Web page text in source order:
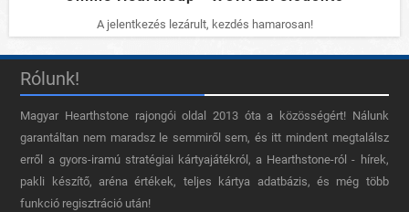
A jelentkezés lezárult, kezdés hamarosan!
Rólunk!
Magyar Hearthstone​ rajongói oldal 2013 óta a közösségért! Nálunk
garantáltan nem maradsz le semmiről sem, és itt mindent megtalálsz
erről a gyors-iramú stratégiai kártyajátékról, a Hearthstone-ról - hírek,
pakli készítő, aréna értékek, teljes kártya adatbázis, és még több
funkció regisztráció után!